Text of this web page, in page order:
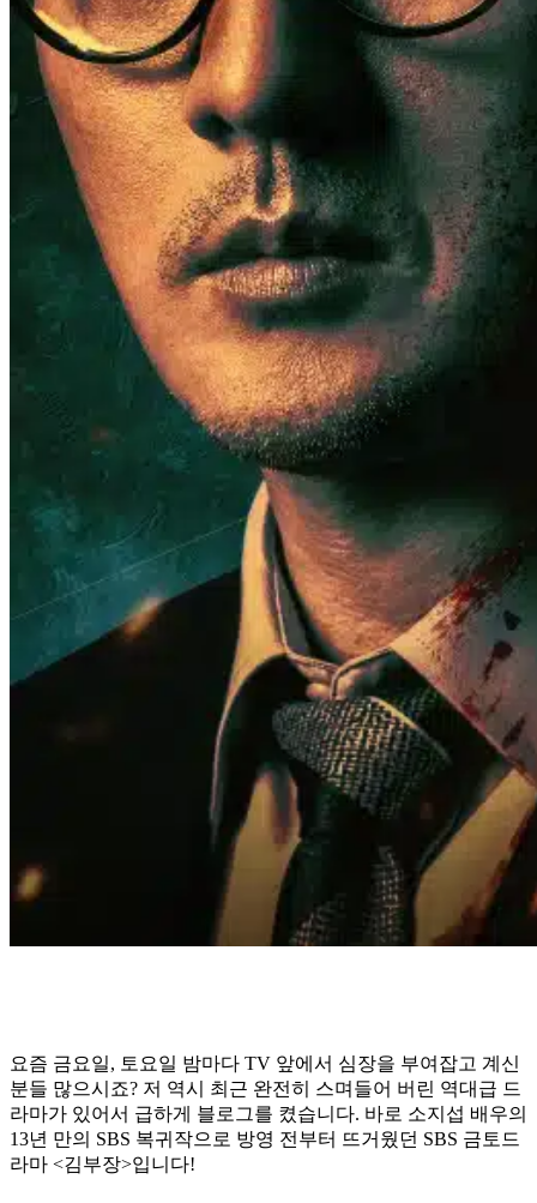
요즘 금요일, 토요일 밤마다 TV 앞에서 심장을 부여잡고 계신
분들 많으시죠? 저 역시 최근 완전히 스며들어 버린 역대급 드
라마가 있어서 급하게 블로그를 켰습니다. 바로 소지섭 배우의
13년 만의 SBS 복귀작으로 방영 전부터 뜨거웠던 SBS 금토드
라마 <김부장>입니다!